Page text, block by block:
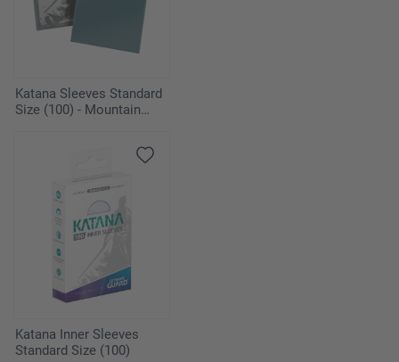
Katana Sleeves Standard
Size (100) - Mountain
Katana Inner Sleeves
Standard Size (100)